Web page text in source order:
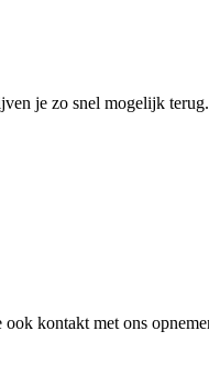
je zo snel mogelijk terug.
kontakt met ons